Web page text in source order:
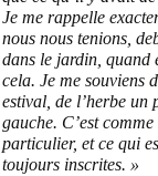
Je me rappelle
nous nous tenions,
dans le jardin, quand
cela. Je me souviens
estival, de l’herbe un
gauche. C’est
particulier, et ce qui
toujours inscrites. »